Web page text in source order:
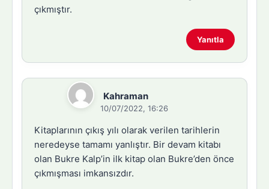
çıkmıştır.
Yanıtla
Kahraman
10/07/2022, 16:26
Kitaplarının çıkış yılı olarak verilen tarihlerin
neredeyse tamamı yanlıştır. Bir devam kitabı
olan Bukre Kalp’in ilk kitap olan Bukre’den önce
çıkmışması imkansızdır.